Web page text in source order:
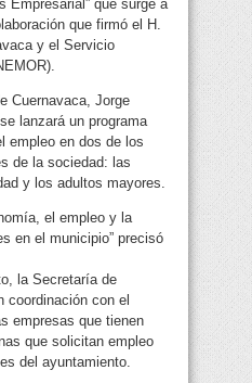
Empresarial” que surge a
que firmó el H.
y el Servicio
Cuernavaca, Jorge
lanzará un programa
empleo en dos de los
de la sociedad: las
y los adultos mayores.
el empleo y la
en el municipio” precisó
la Secretaría de
coordinación con el
empresas que tienen
que solicitan empleo
del ayuntamiento.